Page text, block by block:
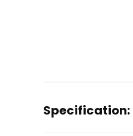
Specification: